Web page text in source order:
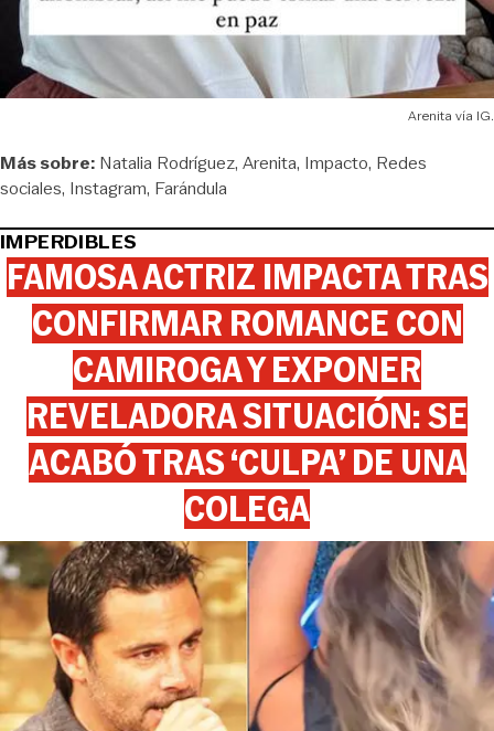
Arenita vía IG.
Más sobre: Natalia Rodríguez Arenita Impacto Redes
sociales Instagram Farándula
IMPERDIBLES
FAMOSA ACTRIZ IMPACTA TRAS
CONFIRMAR ROMANCE CON
CAMIROGA Y EXPONER
REVELADORA SITUACIÓN: SE
ACABÓ TRAS ‘CULPA’ DE UNA
COLEGA